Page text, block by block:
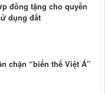
đồng tặng cho quyền
dụng đất
chặn “biến thể Việt Á”